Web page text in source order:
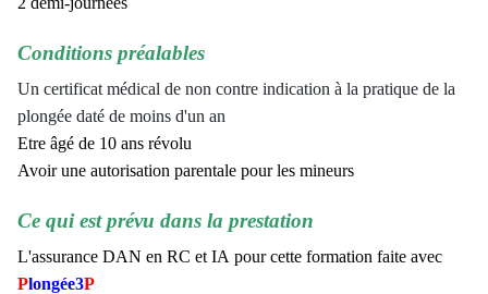
Conditions préalables
Un certificat médical de non contre indication à la pratique de la
plongée daté de moins d'un an
Etre âgé de 10 ans révolu
Avoir une autorisation parentale pour les mineurs
Ce qui est prévu dans la prestation
L'assurance DAN en RC et IA pour cette formation faite avec
Plongée3P